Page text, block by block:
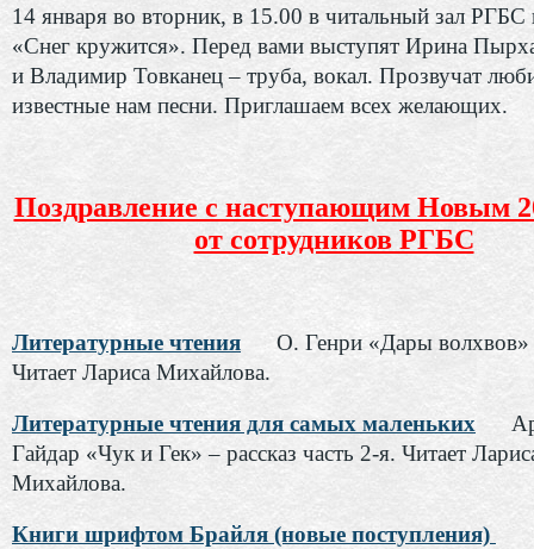
14 января во вторник, в 15.00 в читальный зал РГБС
«Снег кружится». Перед вами выступят Ирина
и Владимир Товканец – труба, вокал. Прозвучат
известные нам песни. Приглашаем всех желающих.
Поздравление с наступающим Новым
от сотрудников РГБС
Литературные чтения
О. Генри «Дары волхвов»
Читает Лариса Михайлова.
Литературные чтения для самых маленьких
Гайдар «Чук и Гек» – рассказ часть 2-я. Читает
Михайлова.
Книги шрифтом Брайля (новые поступления)